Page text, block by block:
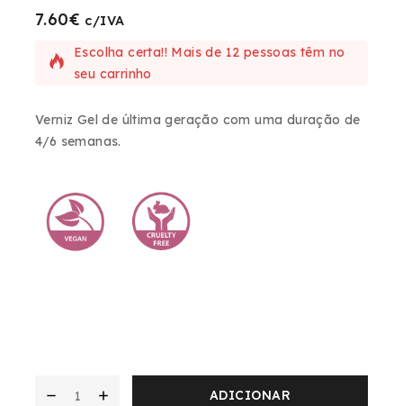
7.60€ c/IVA
10 produtos vendidos nas últimas 6 horas
Escolha certa!! Mais de 12 pessoas têm no
seu carrinho
Verniz Gel de última geração com uma duração de
4/6 semanas.
ADICIONAR